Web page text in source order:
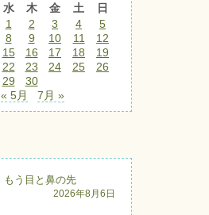
水 木 金 土
日
1
2 3 4
5
8 9 10 11
12
15 16 17 18
19
22 23 24 25
26
29
30
« 5月
7月 »
もう目と鼻の先
2026年8月6日